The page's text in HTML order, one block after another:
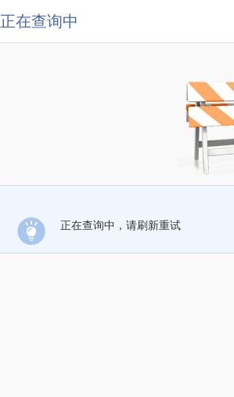
正在查询中
正在查询中，请刷新重试